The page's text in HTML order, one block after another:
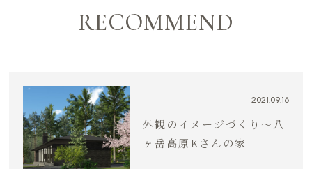
RECOMMEND
2021.09.16
外観のイメージづくり〜八
ヶ岳高原Kさんの家